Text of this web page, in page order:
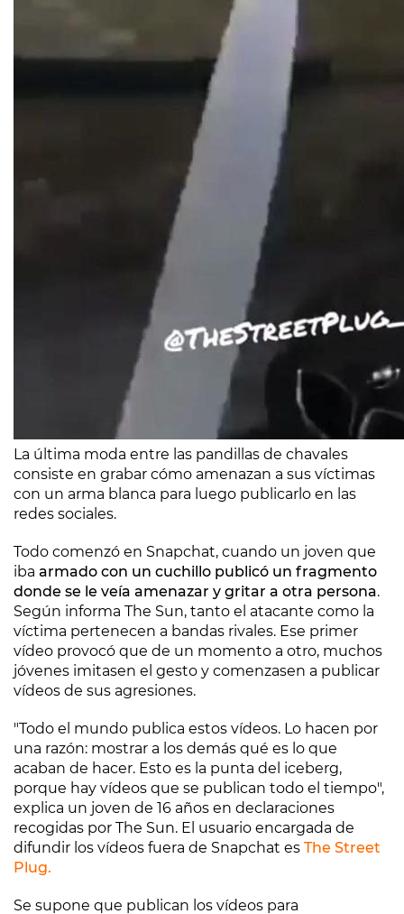
La última moda entre las pandillas de chavales
consiste en grabar cómo amenazan a sus víctimas
con un arma blanca para luego publicarlo en las
redes sociales.
Todo comenzó en Snapchat, cuando un joven que
iba armado con un cuchillo publicó un fragmento
donde se le veía amenazar y gritar a otra persona.
Según informa The Sun, tanto el atacante como la
víctima pertenecen a bandas rivales. Ese primer
vídeo provocó que de un momento a otro, muchos
jóvenes imitasen el gesto y comenzasen a publicar
vídeos de sus agresiones.
"Todo el mundo publica estos vídeos. Lo hacen por
una razón: mostrar a los demás qué es lo que
acaban de hacer. Esto es la punta del iceberg,
porque hay vídeos que se publican todo el tiempo",
explica un joven de 16 años en declaraciones
recogidas por The Sun. El usuario encargada de
difundir los vídeos fuera de Snapchat es The Street
Plug.
Se supone que publican los vídeos para